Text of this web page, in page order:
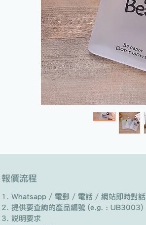
報價流程
Whatsapp / 電郵 / 電話 / 網站即時對話
提供要查詢的產品編號 (e.g. : UB3003)
說明要求